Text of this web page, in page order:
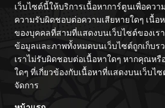
เว็บไซต์นี้ให้บริการเนื้อหาการ์ตูนเพื่อคว
ความรับผิดชอบต่อความเสียหายใดๆ เนื้
ของบุคคลที่สามที่แสดงบนเว็บไซต์ของเรา
ข้อมูลและภาพทั้งหมดบนเว็บไซต์ถูกเก็บร
เราไม่รับผิดชอบต่อเนื้อหาใดๆ หากคุณห
ใดๆ ที่เกี่ยวข้องกับเนื้อหาที่แสดงบนเว็บไ
จัดการ